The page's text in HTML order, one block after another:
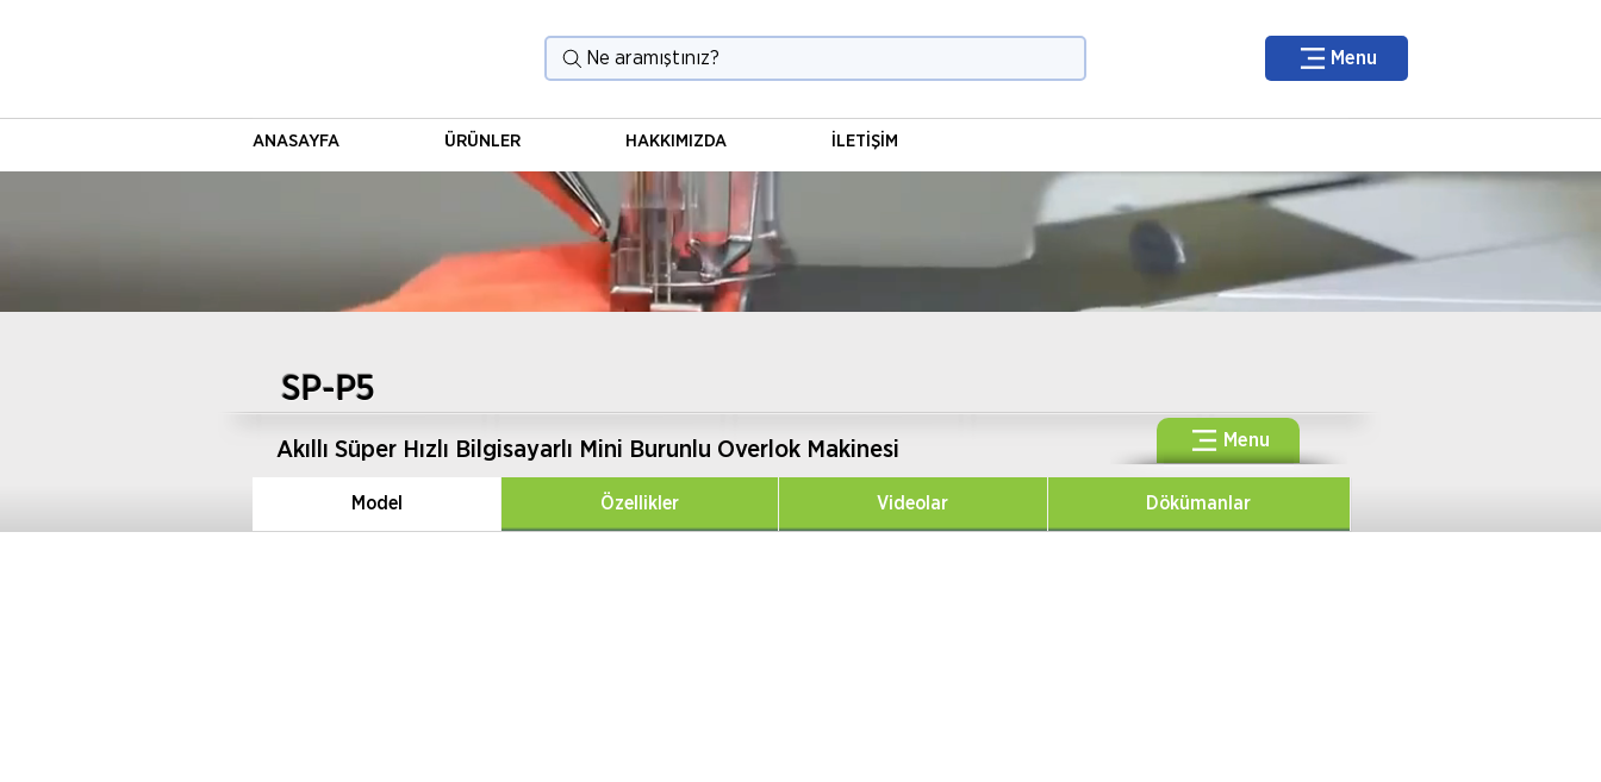
Ne aramıştınız? Menu
ANASAYFA ÜRÜNLER HAKKIMIZDA İLETİŞİM
SP-P5
Akıllı Süper Hızlı Bilgisayarlı Mini Burunlu Overlok Makinesi Menu
Model Özellikler Videolar Dökümanlar